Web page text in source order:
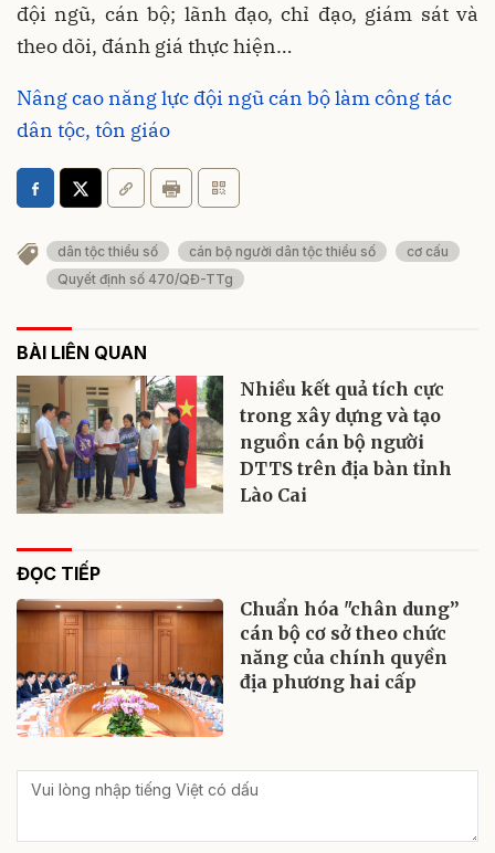
đội ngũ, cán bộ; lãnh đạo, chỉ đạo, giám sát và
theo dõi, đánh giá thực hiện…
Nâng cao năng lực đội ngũ cán bộ làm công tác
dân tộc, tôn giáo
dân tộc thiểu số cán bộ người dân tộc thiểu số
cơ cấu
Quyết định số 470/QĐ-TTg
BÀI LIÊN QUAN
Nhiều kết quả tích cực
trong xây dựng và tạo
nguồn cán bộ người
DTTS trên địa bàn tỉnh
Lào Cai
ĐỌC TIẾP
Chuẩn hóa "chân dung”
cán bộ cơ sở theo chức
năng của chính quyền
địa phương hai cấp